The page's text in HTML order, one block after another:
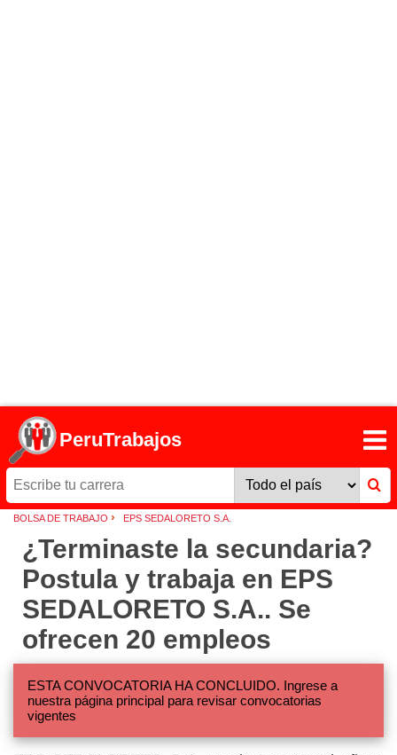
PeruTrabajos
BOLSA DE TRABAJO › EPS SEDALORETO S.A.
¿Terminaste la secundaria?
Postula y trabaja en EPS
SEDALORETO S.A.. Se
ofrecen 20 empleos
ESTA CONVOCATORIA HA CONCLUIDO. Ingrese a
nuestra página principal para revisar convocatorias
vigentes